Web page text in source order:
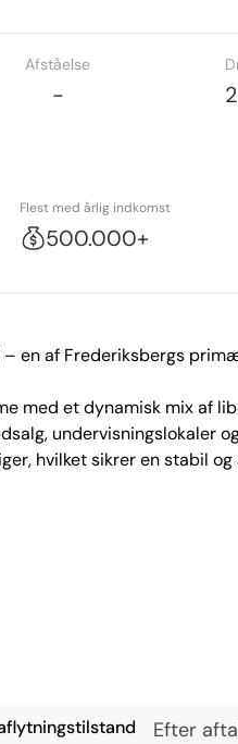
Afståelse
-
Flest med årlig indkomst
500.000+
en af Frederiksbergs
med et dynamisk mix af
undervisningslokaler
hvilket sikrer en stabil og
kaffebar,
Lejemålet kan ikke
Efter